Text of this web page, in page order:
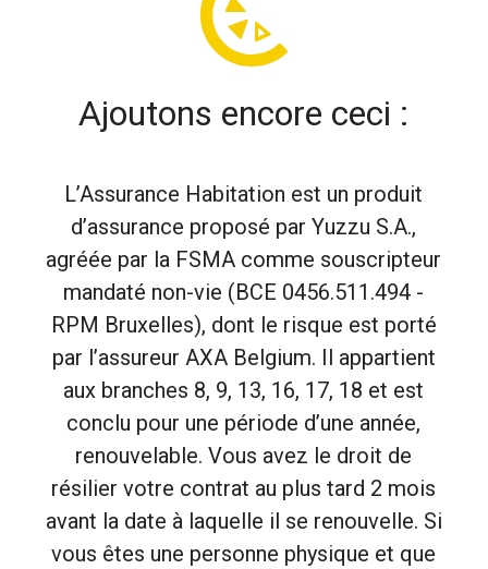
Ajoutons encore ceci :
L’Assurance Habitation est un produit
d’assurance proposé par Yuzzu S.A.,
agréée par la FSMA comme souscripteur
mandaté non-vie (BCE 0456.511.494 -
RPM Bruxelles), dont le risque est porté
par l’assureur AXA Belgium. Il appartient
aux branches 8, 9, 13, 16, 17, 18 et est
conclu pour une période d’une année,
renouvelable. Vous avez le droit de
résilier votre contrat au plus tard 2 mois
avant la date à laquelle il se renouvelle. Si
vous êtes une personne physique et que